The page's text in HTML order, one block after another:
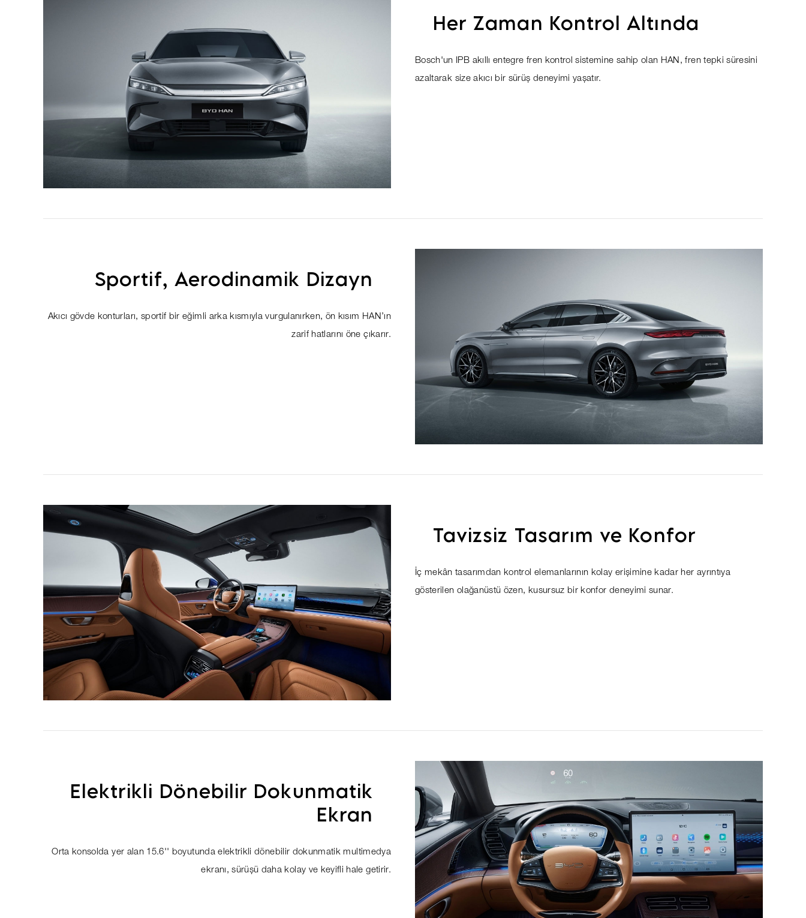
Her Zaman Kontrol Altında
Bosch'un IPB akıllı entegre fren kontrol sistemine sahip olan HAN, fren tepki süresini
azaltarak size akıcı bir sürüş deneyimi yaşatır.
Sportif, Aerodinamik Dizayn
Akıcı gövde konturları, sportif bir eğimli arka kısmıyla vurgulanırken, ön kısım HAN’ın
zarif hatlarını öne çıkarır.
Tavizsiz Tasarım ve Konfor
İç mekân tasarımdan kontrol elemanlarının kolay erişimine kadar her ayrıntıya
gösterilen olağanüstü özen, kusursuz bir konfor deneyimi sunar.
Elektrikli Dönebilir Dokunmatik
Ekran
Orta konsolda yer alan 15.6'' boyutunda elektrikli dönebilir dokunmatik multimedya
ekranı, sürüşü daha kolay ve keyifli hale getirir.